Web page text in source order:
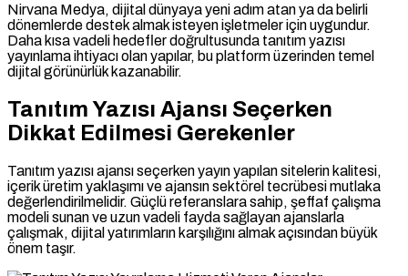
Nirvana Medya, dijital dünyaya yeni adım atan ya da belirli
dönemlerde destek almak isteyen işletmeler için uygundur.
Daha kısa vadeli hedefler doğrultusunda tanıtım yazısı
yayınlama ihtiyacı olan yapılar, bu platform üzerinden temel
dijital görünürlük kazanabilir.
Tanıtım Yazısı Ajansı Seçerken
Dikkat Edilmesi Gerekenler
Tanıtım yazısı ajansı seçerken yayın yapılan sitelerin kalitesi,
içerik üretim yaklaşımı ve ajansın sektörel tecrübesi mutlaka
değerlendirilmelidir. Güçlü referanslara sahip, şeffaf çalışma
modeli sunan ve uzun vadeli fayda sağlayan ajanslarla
çalışmak, dijital yatırımların karşılığını almak açısından büyük
önem taşır.